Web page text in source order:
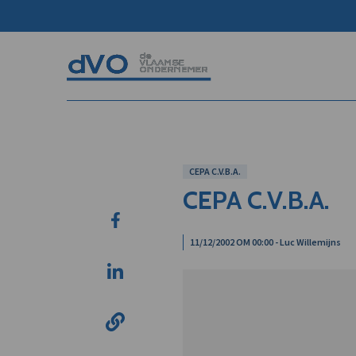
CEPA C.V.B.A.
CEPA C.V.B.A.
11/12/2002 OM 00:00 - Luc Willemijns